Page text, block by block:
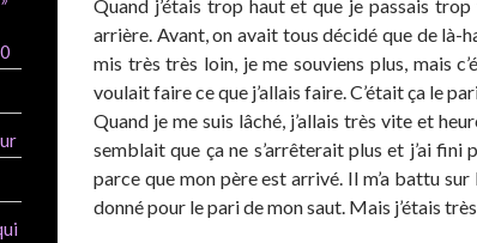
Quand j’étais trop haut et que je passais
arrière. Avant, on avait tous décidé que de là-
mis très très loin, je me souviens plus, mais
voulait faire ce que j’allais faire. C’était ça le
Quand je me suis lâché, j’allais très vite et
semblait que ça ne s’arrêterait plus et j’ai
parce que mon père est arrivé. Il m’a battu
donné pour le pari de mon saut. Mais j’étais